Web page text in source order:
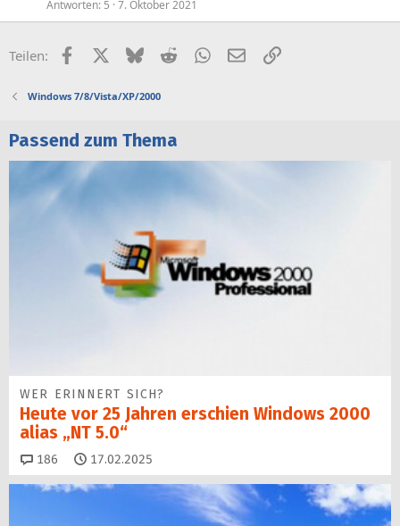
Antworten 5 7. Oktober 2021
Teilen: FacebookX (Twitter)
BlueskyRedditWhatsApp
E-MailLink
Windows 7/8/Vista/XP/2000
Passend zum Thema
WER ERINNERT SICH?
Heute vor 25 Jahren erschien Windows 2000
alias „NT 5.0“
186 Kommentare
17.02.2025